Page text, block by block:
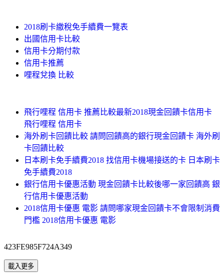
2018刷卡繳稅免手續費一覽表
出國信用卡比較
信用卡分期付款
信用卡推薦
哩程兌換 比較
飛行哩程 信用卡 推薦比較最新2018現金回饋卡信用卡
飛行哩程 信用卡
海外刷卡回饋比較 請問回饋高的銀行現金回饋卡 海外刷
卡回饋比較
日本刷卡免手續費2018 找信用卡機場接送的卡 日本刷卡
免手續費2018
銀行信用卡優惠活動 現金回饋卡比較後哪一家回饋高 銀
行信用卡優惠活動
2018信用卡優惠 電影 請問哪家現金回饋卡不會限制消費
門檻 2018信用卡優惠 電影
423FE985F724A349
載入更多